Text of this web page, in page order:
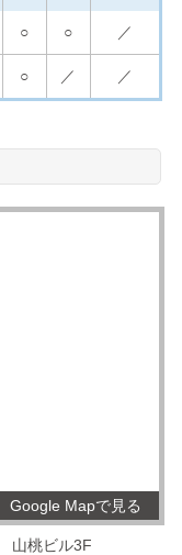
○ ○ ／
○ ／ ／
Google Mapで見る
山桃ビル3F